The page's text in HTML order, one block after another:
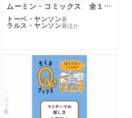
ムーミン・コミックス 全１４巻セット
トーベ・ヤンソン著
ラルス・ヤンソン著ほか
シリーズ・全集